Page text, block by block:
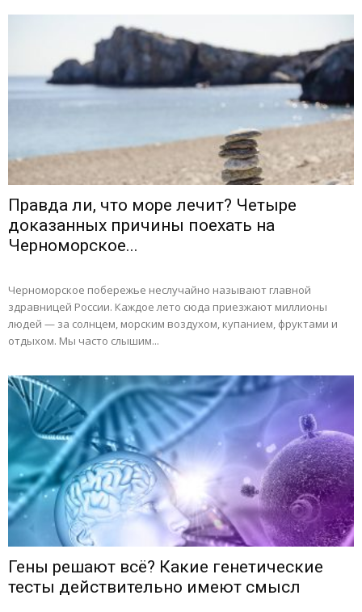
Правда ли, что море лечит? Четыре
доказанных причины поехать на
Черноморское...
Черноморское побережье неслучайно называют главной
здравницей России. Каждое лето сюда приезжают миллионы
людей — за солнцем, морским воздухом, купанием, фруктами и
отдыхом. Мы часто слышим...
Гены решают всё? Какие генетические
тесты действительно имеют смысл